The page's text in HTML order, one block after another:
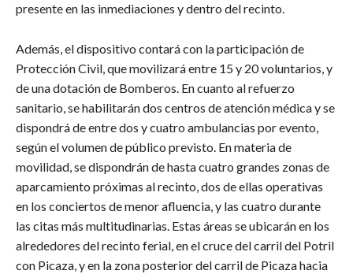
presente en las inmediaciones y dentro del recinto.
Además, el dispositivo contará con la participación de
Protección Civil, que movilizará entre 15 y 20 voluntarios, y
de una dotación de Bomberos. En cuanto al refuerzo
sanitario, se habilitarán dos centros de atención médica y se
dispondrá de entre dos y cuatro ambulancias por evento,
según el volumen de público previsto. En materia de
movilidad, se dispondrán de hasta cuatro grandes zonas de
aparcamiento próximas al recinto, dos de ellas operativas
en los conciertos de menor afluencia, y las cuatro durante
las citas más multitudinarias. Estas áreas se ubicarán en los
alrededores del recinto ferial, en el cruce del carril del Potril
con Picaza, y en la zona posterior del carril de Picaza hacia